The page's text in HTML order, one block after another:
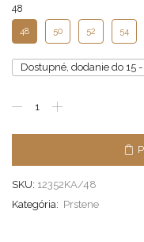
48 50 52 54
Dostupné, dodanie do 15
SKU: 12352KA/48
Kategória: Prstene